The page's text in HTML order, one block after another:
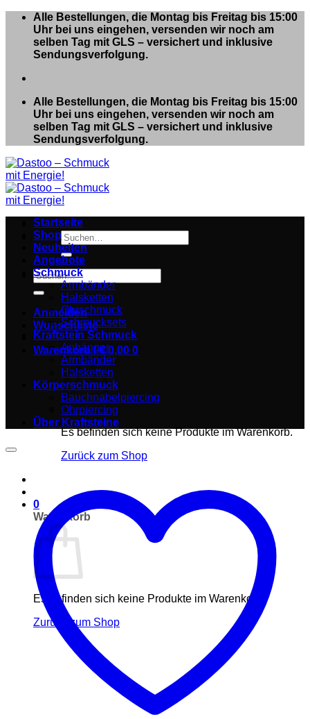
Zum
springen
Alle Bestellungen, die Montag bis Freitag bis 15:00
Uhr bei uns eingehen, versenden wir noch am
selben Tag mit GLS – versichert und inklusive
Sendungsverfolgung.
Alle Bestellungen, die Montag bis Freitag bis 15:00
Uhr bei uns eingehen, versenden wir noch am
selben Tag mit GLS – versichert und inklusive
Sendungsverfolgung.
Suchen
nach:
Suchen
nach:
Anmelden
Wunschliste
Warenkorb /€0,00 0
Es befinden sich keine Produkte im Warenkorb.
Zurück zum Shop
0
Warenkorb
Es befinden sich keine Produkte im Warenkorb.
Zurück zum Shop
Startseite
Shop
Neuheiten
Angebote
Schmuck
Armbänder
Halsketten
Ohrschmuck
Schmucksets
Kraftstein Schmuck
Anhänger
Armbänder
Halsketten
Körperschmuck
Bauchnabelpiercing
Ohrpiercing
Über Kraftsteine